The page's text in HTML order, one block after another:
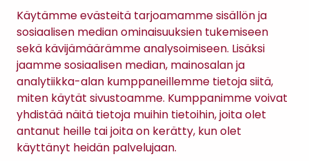
Käytämme evästeitä tarjoamamme sisällön ja
sosiaalisen median ominaisuuksien tukemiseen
sekä kävijämäärämme analysoimiseen. Lisäksi
jaamme sosiaalisen median, mainosalan ja
analytiikka-alan kumppaneillemme tietoja siitä,
miten käytät sivustoamme. Kumppanimme voivat
yhdistää näitä tietoja muihin tietoihin, joita olet
antanut heille tai joita on kerätty, kun olet
käyttänyt heidän palvelujaan.
Sopimusehdot
Tietosuojaseloste
Maksutavat